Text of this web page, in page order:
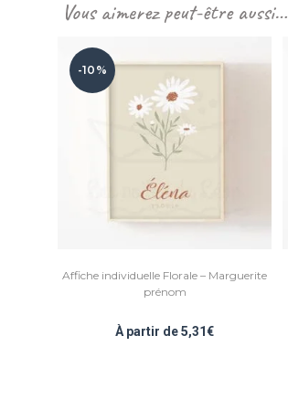
Vous aimerez peut-être aussi…
-10%
Affiche individuelle Florale – Marguerite
prénom
À partir de5,31€